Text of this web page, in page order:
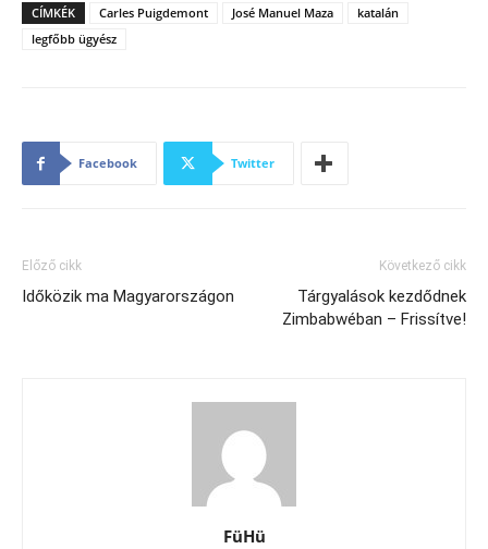
CÍMKÉK Carles Puigdemont José Manuel Maza
katalán
legfőbb ügyész
Facebook Twitter
Előző cikk
Időközik ma Magyarországon
Következő cikk
Tárgyalások kezdődnek
Zimbabwéban – Frissítve!
FüHü